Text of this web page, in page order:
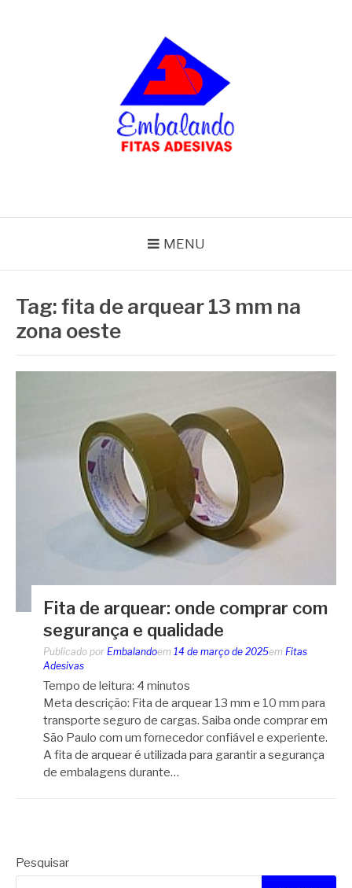
MENU
Tag:fita de arquear 13 mm na
zona oeste
Fita de arquear: onde comprar com
segurança e qualidade
Publicado por Embalandoem 14 de março de 2025em Fitas
Adesivas
Tempo de leitura: 4 minutos
Meta descrição: Fita de arquear 13 mm e 10 mm para
transporte seguro de cargas. Saiba onde comprar em
São Paulo com um fornecedor confiável e experiente.
A fita de arquear é utilizada para garantir a segurança
de embalagens durante…
Pesquisar